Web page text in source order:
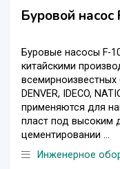
Буровой
Буровые насосы F-
китайскими
всемирноизвестных
DENVER, IDECO,
применяются для
пласт под высоким
цементировании ...
Инженерное